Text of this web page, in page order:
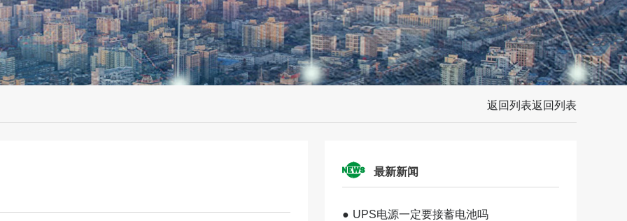
返回列表
返回列表
最新新闻
● UPS电源一定要接蓄电池吗